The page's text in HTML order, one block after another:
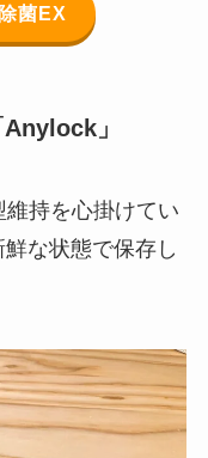
菌EX
」
持を心掛けてい
な状態で保存し